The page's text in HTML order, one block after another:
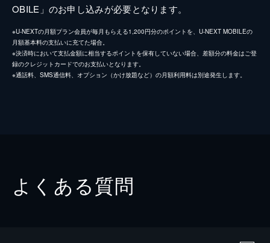
OBILE」のお申し込みが必要となります。
※U-NEXTの月額プラン会員が毎月もらえる1,200円分のポイントを、U-NEXT MOBILEの
月額基本料の支払いに充てた場合。
※決済時において支払金額に相当するポイントを保有していない場合、差額分の料金はご登
録のクレジットカードでのお支払いとなります。
※通話料、SMS通信料、オプション（かけ放題など）の月額利用料は別途発生します。
よくある質問